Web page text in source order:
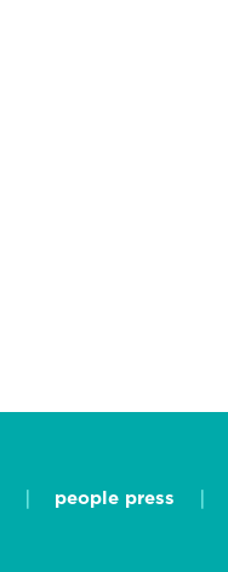
people press